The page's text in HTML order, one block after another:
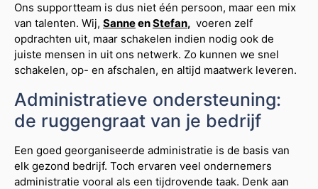
Ons supportteam is dus niet één persoon, maar een mix
van talenten. Wij, SanneenStefan, voeren zelf
opdrachten uit, maar schakelen indien nodig ook de
juiste mensen in uit ons netwerk. Zo kunnen we snel
schakelen, op- en afschalen, en altijd maatwerk leveren.
Administratieve ondersteuning:
de ruggengraat van je bedrijf
Een goed georganiseerde administratie is de basis van
elk gezond bedrijf. Toch ervaren veel ondernemers
administratie vooral als een tijdrovende taak. Denk aan